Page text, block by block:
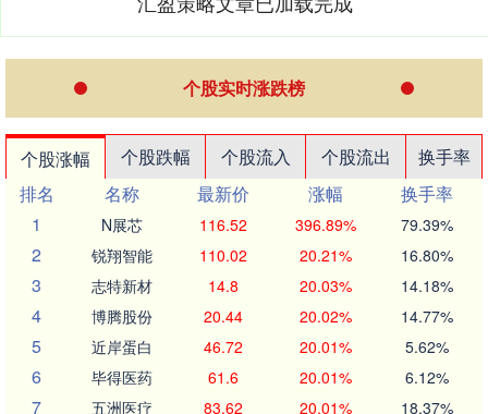
个股实时涨跌榜
个股涨幅 个股跌幅 个股流入 个股流出
换手率
排名
名称 最新价 涨幅
换手率
1
N展芯 116.52 396.89% 79.39%
2 锐翔智能 110.02 20.21% 16.80%
3 志特新材 14.8 20.03% 14.18%
4 博腾股份 20.44 20.02% 14.77%
5 近岸蛋白 46.72 20.01% 5.62%
6 毕得医药 61.6 20.01% 6.12%
7 五洲医疗 83.62 20.01% 18.37%